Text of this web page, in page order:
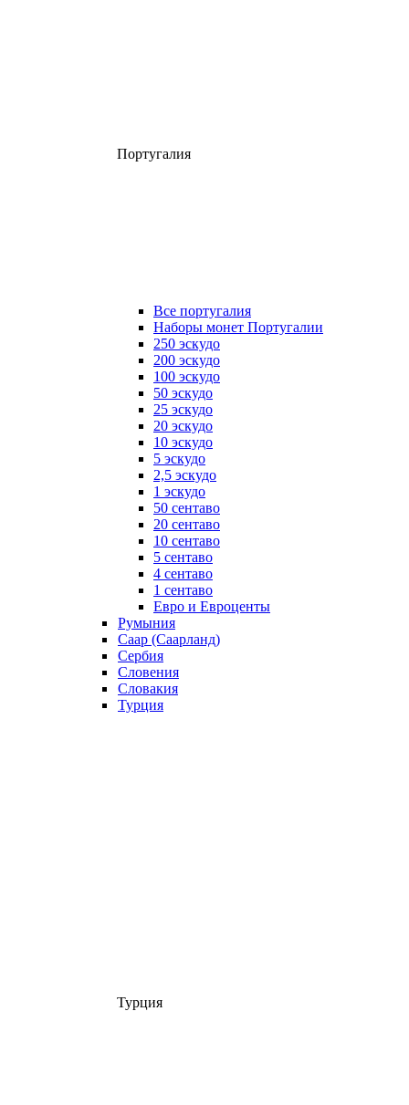
Португалия
Все португалия
Наборы монет Португалии
250 эскудо
200 эскудо
100 эскудо
50 эскудо
25 эскудо
20 эскудо
10 эскудо
5 эскудо
2,5 эскудо
1 эскудо
50 сентаво
20 сентаво
10 сентаво
5 сентаво
4 сентаво
1 сентаво
Евро и Евроценты
Румыния
Саар (Саарланд)
Сербия
Словения
Словакия
Турция
Турция